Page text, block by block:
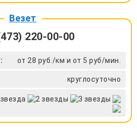
Везет
220-00-00
от 28 руб./км и от 5 руб/мин.
круглосуточно